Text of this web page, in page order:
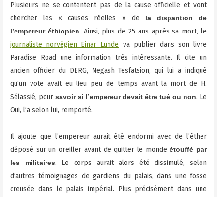
Plusieurs ne se contentent pas de la cause officielle et vont
chercher les « causes réelles » de
la disparition de
l’empereur éthiopien. Ainsi, plus de 25 ans après sa mort, le
journaliste norvégien Einar Lunde va publier dans son livre
Paradise Road une information très intéressante. Il cite un
ancien officier du DERG, Negash Tesfatsion, qui lui a indiqué
qu’un vote avait eu lieu peu de temps avant la mort de H.
Sélassié, poursavoir si l’empereur devait être tué ou non. Le
Oui, l’a selon lui, remporté.
Il ajoute que l’empereur aurait été endormi avec de l’éther
déposé sur un oreiller avant de quitter le mondeétouffé par
les militaires. Le corps aurait alors été dissimulé, selon
d’autres témoignages de gardiens du palais, dans une fosse
creusée dans le palais impérial. Plus précisément dans une